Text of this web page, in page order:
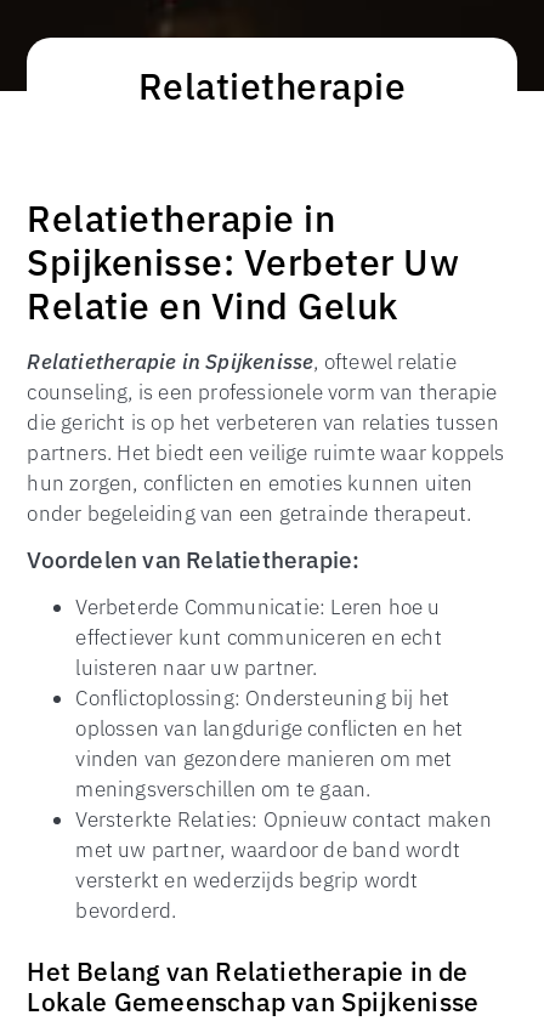
Relatietherapie
Relatietherapie in
Spijkenisse: Verbeter Uw
Relatie en Vind Geluk
Relatietherapie in Spijkenisse, oftewel relatie
counseling, is een professionele vorm van therapie
die gericht is op het verbeteren van relaties tussen
partners. Het biedt een veilige ruimte waar koppels
hun zorgen, conflicten en emoties kunnen uiten
onder begeleiding van een getrainde therapeut.
Voordelen van Relatietherapie:
Verbeterde Communicatie: Leren hoe u
effectiever kunt communiceren en echt
luisteren naar uw partner.
Conflictoplossing: Ondersteuning bij het
oplossen van langdurige conflicten en het
vinden van gezondere manieren om met
meningsverschillen om te gaan.
Versterkte Relaties: Opnieuw contact maken
met uw partner, waardoor de band wordt
versterkt en wederzijds begrip wordt
bevorderd.
Het Belang van Relatietherapie in de
Lokale Gemeenschap van Spijkenisse